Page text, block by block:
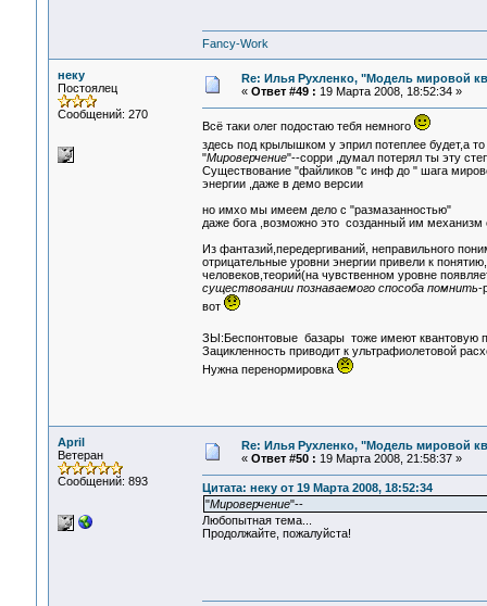
Fancy-Work
неку
Постоялец
Сообщений: 270
Re: Илья Рухленко, "Модель мировой
« Ответ #49 : 19 Марта 2008, 18:52:34 »
Всё таки олег подостаю тебя немного
здесь под крылышком у эприл потеплее будет,а
"Мироверчение"--сорри ,думал потерял ты эту
Существование "файликов "с инф до " шага
энергии ,даже в демо версии
но имхо мы имеем дело с "размазанностью"
даже бога ,возможно это созданный им механизм
Из фантазий,передергиваний, неправильного
отрицательные уровни энергии привели к
человеков,теорий(на чувственном уровне
существовании познаваемого способа помнить-
вот
ЗЫ:Беспонтовые базары тоже имеют квантовую
Зацикленность приводит к ультрафиолетовой
Нужна перенормировка
April
Ветеран
Сообщений: 893
Re: Илья Рухленко, "Модель мировой
« Ответ #50 : 19 Марта 2008, 21:58:37 »
Цитата: неку от 19 Марта 2008, 18:52:34
"Мироверчение"--
Любопытная тема...
Продолжайте, пожалуйста!